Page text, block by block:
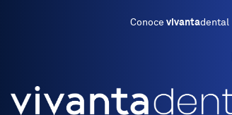
Conoce vivantadental